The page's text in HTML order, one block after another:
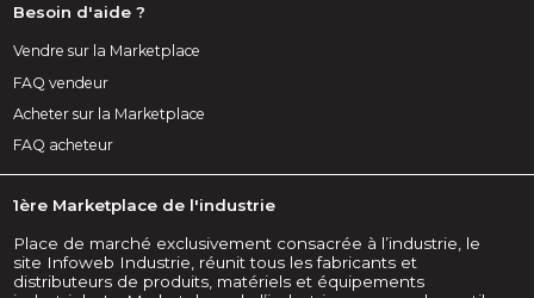
Besoin d'aide ?
Vendre sur la Marketplace
FAQ vendeur
Acheter sur la Marketplace
FAQ acheteur
1ère Marketplace de l'industrie
Place de marché exclusivement consacrée à l’industrie, le
site Infoweb Industrie, réunit tous les fabricants et
distributeurs de produits, matériels et équipements